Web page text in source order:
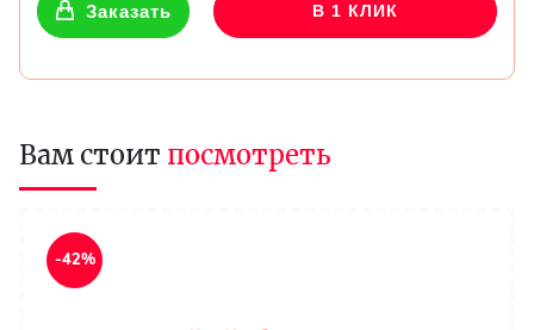
Заказать В 1 КЛИК
Вам стоит посмотреть
-42%